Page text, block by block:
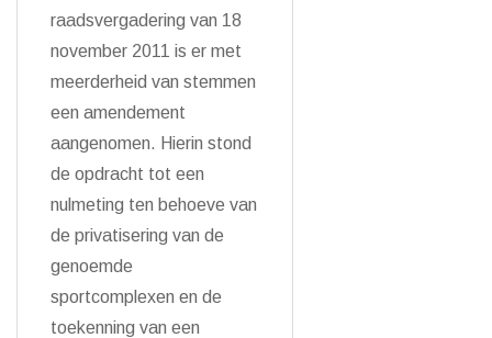
raadsvergadering van 18
november 2011 is er met
meerderheid van stemmen
een amendement
aangenomen. Hierin stond
de opdracht tot een
nulmeting ten behoeve van
de privatisering van de
genoemde
sportcomplexen en de
toekenning van een